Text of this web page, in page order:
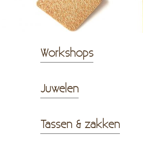
Workshops
Juwelen
Tassen & zakken